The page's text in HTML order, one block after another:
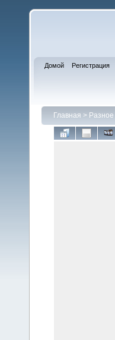
Домой Регистрация
Главная > Разное